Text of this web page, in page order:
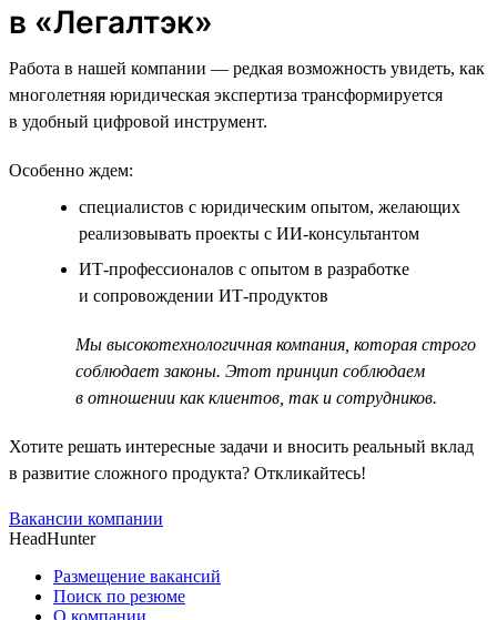
в «Легалтэк»
Работа в нашей компании — редкая возможность увидеть, как
многолетняя юридическая экспертиза трансформируется
в удобный цифровой инструмент.
Особенно ждем:
специалистов с юридическим опытом, желающих
реализовывать проекты с ИИ-консультантом
ИТ-профессионалов с опытом в разработке
и сопровождении ИТ-продуктов
Мы высокотехнологичная компания, которая строго
соблюдает законы. Этот принцип соблюдаем
в отношении как клиентов, так и сотрудников.
Хотите решать интересные задачи и вносить реальный вклад
в развитие сложного продукта? Откликайтесь!
Вакансии компании
HeadHunter
Размещение вакансий
Поиск по резюме
О компании